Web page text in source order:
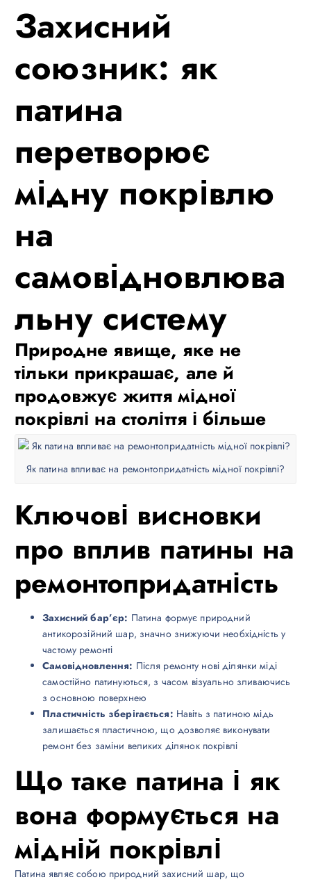
Захисний
союзник: як
патина
перетворює
мідну покрівлю
на
самовідновлюва
льну систему
Природне явище, яке не
тільки прикрашає, але й
продовжує життя мідної
покрівлі на століття і більше
Як патина впливає на ремонтопридатність мідної покрівлі?
Ключові висновки
про вплив патины на
ремонтопридатність
Захисний бар’єр: Патина формує природний
антикорозійний шар, значно знижуючи необхідність у
частому ремонті
Самовідновлення: Після ремонту нові ділянки міді
самостійно патинуються, з часом візуально зливаючись
з основною поверхнею
Пластичність зберігається: Навіть з патиною мідь
залишається пластичною, що дозволяє виконувати
ремонт без заміни великих ділянок покрівлі
Що таке патина і як
вона формується на
мідній покрівлі
Патина являє собою природний захисний шар, що